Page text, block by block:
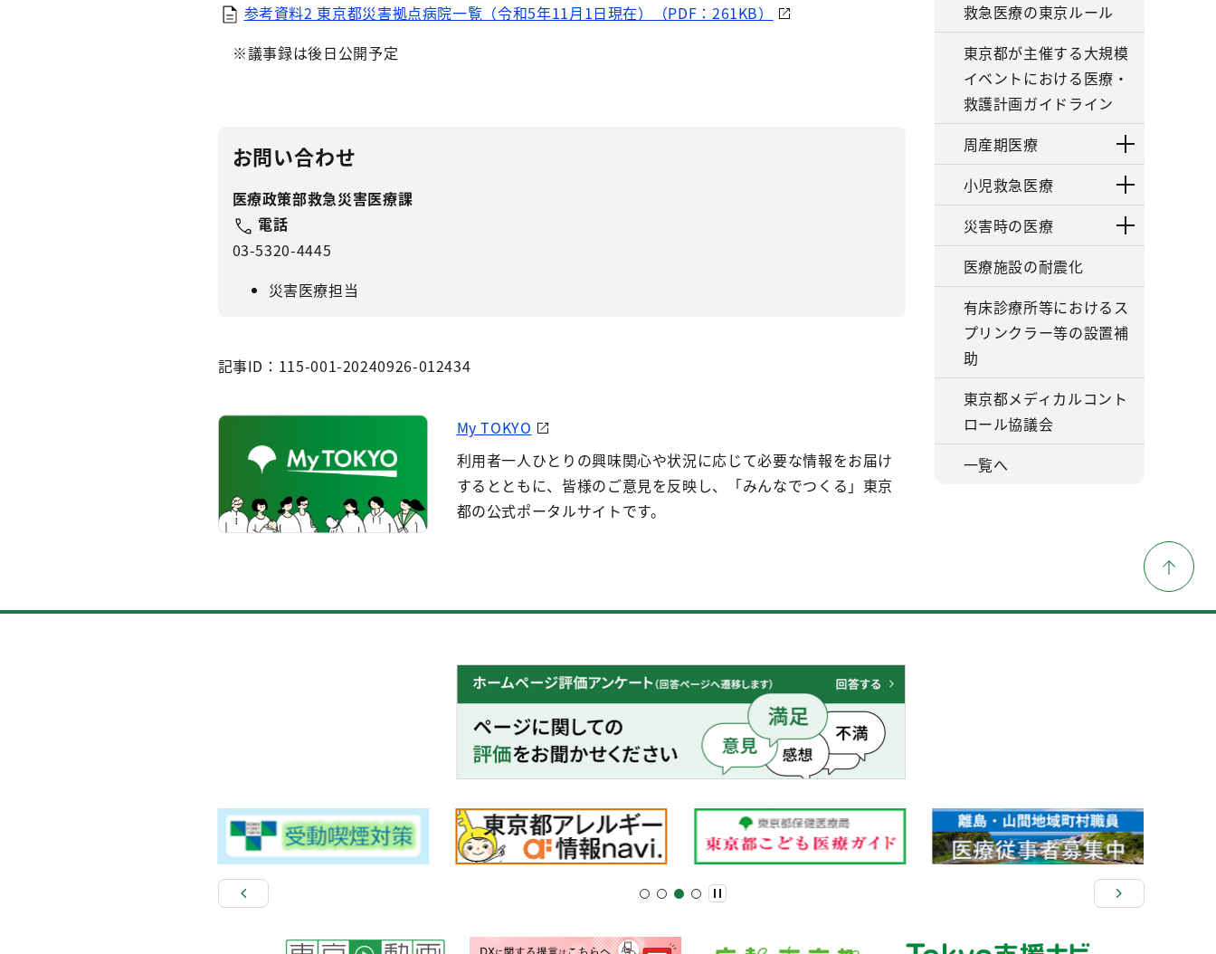
参考資料2 東京都災害拠点病院一覧（令和5年11月1日現在）（PDF：261KB）
※議事録は後日公開予定
お問い合わせ
医療政策部救急災害医療課
電話
03-5320-4445
災害医療担当
記事ID：115-001-20240926-012434
My TOKYO
利用者一人ひとりの興味関心や状況に応じて必要な情報をお届け
するとともに、皆様のご意見を反映し、「みんなでつくる」東京
都の公式ポータルサイトです。
救急医療の東京ルール
東京都が主催する大規模
イベントにおける医療・
救護計画ガイドライン
周産期医療
小児救急医療
災害時の医療
医療施設の耐震化
有床診療所等におけるス
プリンクラー等の設置補
助
東京都メディカルコント
ロール協議会
一覧へ